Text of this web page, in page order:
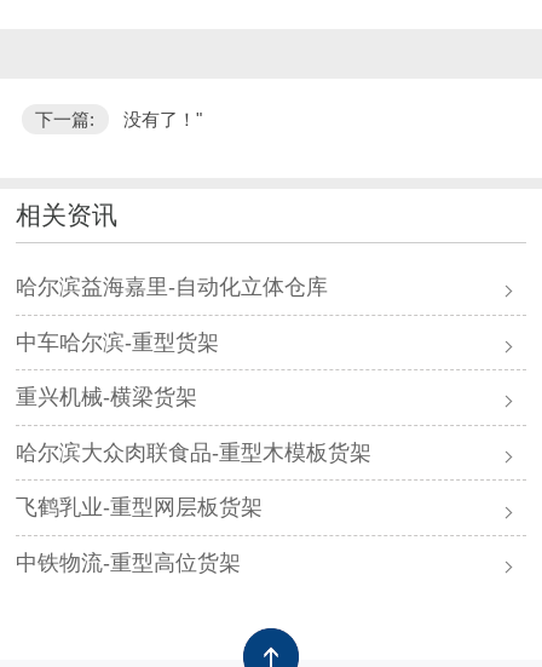
下一篇: 没有了！"
相关资讯
哈尔滨益海嘉里-自动化立体仓库
中车哈尔滨-重型货架
重兴机械-横梁货架
哈尔滨大众肉联食品-重型木模板货架
飞鹤乳业-重型网层板货架
中铁物流-重型高位货架